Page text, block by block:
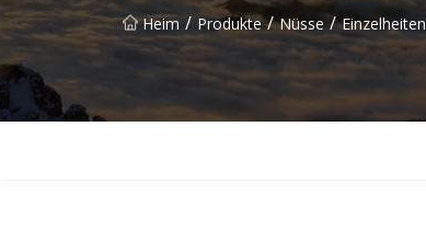
Heim / Produkte / Nüsse / Einzelheiten